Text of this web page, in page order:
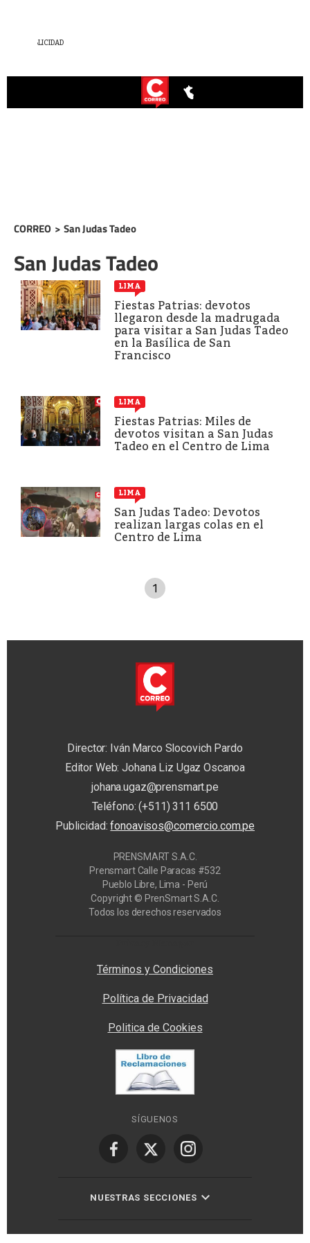
CORREO > San Judas Tadeo
San Judas Tadeo
LIMA
Fiestas Patrias: devotos
llegaron desde la madrugada
para visitar a San Judas Tadeo
en la Basílica de San
Francisco
LIMA
Fiestas Patrias: Miles de
devotos visitan a San Judas
Tadeo en el Centro de Lima
LIMA
San Judas Tadeo: Devotos
realizan largas colas en el
Centro de Lima
1
Director: Iván Marco Slocovich Pardo
Editor Web: Johana Liz Ugaz Oscanoa
johana.ugaz@prensmart.pe
Teléfono: (+511) 311 6500
Publicidad:fonoavisos@comercio.com.pe
PRENSMART S.A.C.
Prensmart Calle Paracas #532
Pueblo Libre, Lima - Perú
Copyright © PrenSmart S.A.C.
Todos los derechos reservados
Términos y Condiciones
Política de Privacidad
Politica de Cookies
SÍGUENOS
NUESTRAS SECCIONES